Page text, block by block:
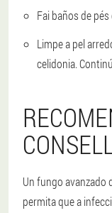
Fai baños de
Limpe a pel
celidonia.
Un fungo avanzado
permita que a